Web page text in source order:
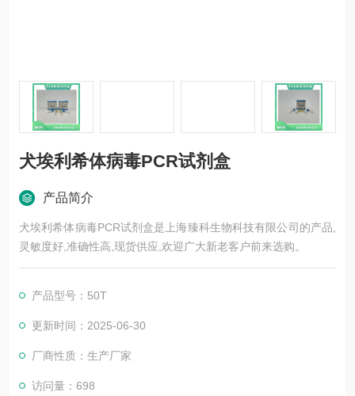
犬埃利希体病毒PCR试剂盒
产品简介
犬埃利希体病毒PCR试剂盒是上海臻科生物科技有限公司的产品,
灵敏度好,准确性高,现货供应,欢迎广大新老客户前来选购。
产品型号：50T
更新时间：2025-06-30
厂商性质：生产厂家
访问量：698